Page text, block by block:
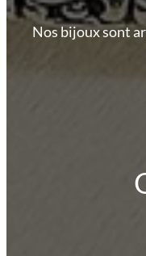
Nos bijoux sont